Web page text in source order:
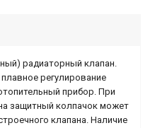
радиаторный клапан.
регулирование
прибор. При
защитный колпачок может
клапана. Наличие